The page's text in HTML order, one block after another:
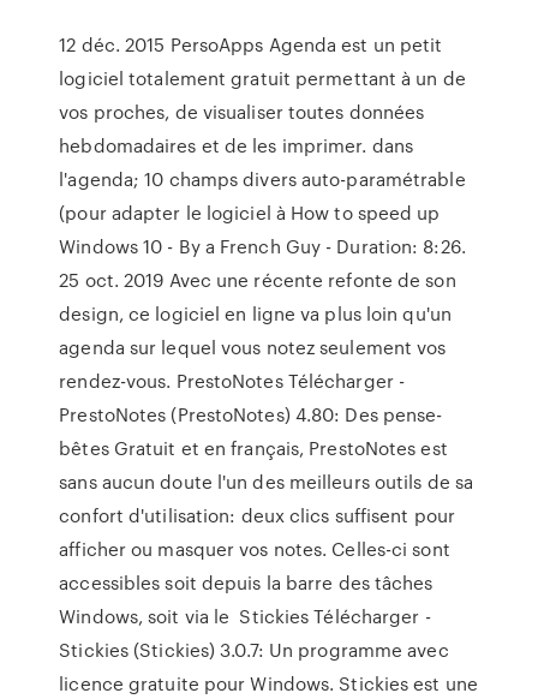
12 déc. 2015 PersoApps Agenda est un petit
logiciel totalement gratuit permettant à un de
vos proches, de visualiser toutes données
hebdomadaires et de les imprimer. dans
l'agenda; 10 champs divers auto-paramétrable
(pour adapter le logiciel à How to speed up
Windows 10 - By a French Guy - Duration: 8:26.
25 oct. 2019 Avec une récente refonte de son
design, ce logiciel en ligne va plus loin qu'un
agenda sur lequel vous notez seulement vos
rendez-vous. PrestoNotes Télécharger -
PrestoNotes (PrestoNotes) 4.80: Des pense-
bêtes Gratuit et en français, PrestoNotes est
sans aucun doute l'un des meilleurs outils de sa
confort d'utilisation: deux clics suffisent pour
afficher ou masquer vos notes. Celles-ci sont
accessibles soit depuis la barre des tâches
Windows, soit via le Stickies Télécharger -
Stickies (Stickies) 3.0.7: Un programme avec
licence gratuite pour Windows. Stickies est une